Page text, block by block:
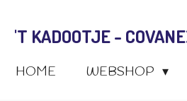
direct
de
'T KADOOTJE -
HOME WEBSHOP